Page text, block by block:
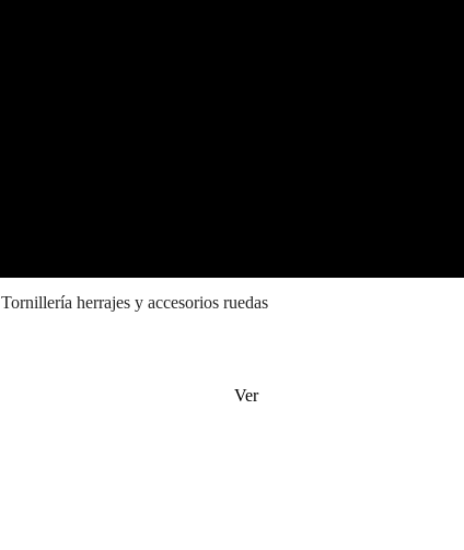
Tornillería herrajes y accesorios ruedas
Ver